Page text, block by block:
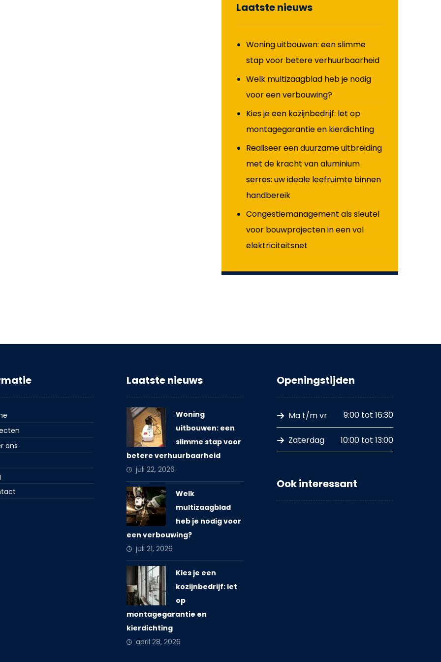
Laatste nieuws
Woning uitbouwen: een slimme
stap voor betere verhuurbaarheid
Welk multizaagblad heb je nodig
voor een verbouwing?
Kies je een kozijnbedrijf: let op
montagegarantie en kierdichting
Realiseer een duurzame uitbreiding
met de kracht van aluminium
serres: uw ideale leefruimte binnen
handbereik
Congestiemanagement als sleutel
voor bouwprojecten in een vol
elektriciteitsnet
ons
Laatste nieuws
Woning
uitbouwen: een
slimme stap voor
betere verhuurbaarheid
juli 22, 2026
Welk
multizaagblad
heb je nodig voor
een verbouwing?
juli 21, 2026
Kies je een
kozijnbedrijf: let
op
montagegarantie en
kierdichting
april 28, 2026
Openingstijden
Ma t/m vr 9:00 tot 16:30
Zaterdag 10:00 tot 13:00
Ook interessant